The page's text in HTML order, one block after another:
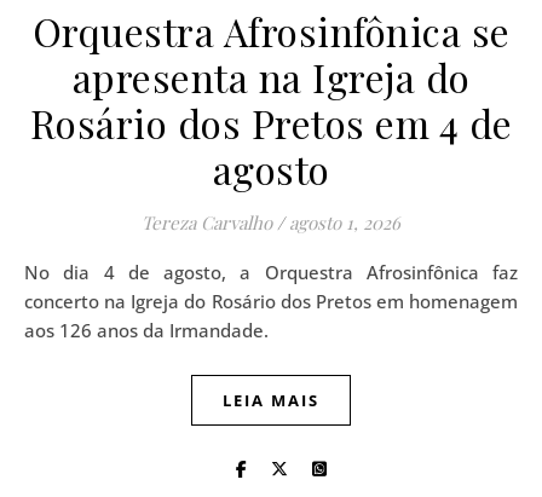
Orquestra Afrosinfônica se
apresenta na Igreja do
Rosário dos Pretos em 4 de
agosto
Tereza Carvalho / agosto 1, 2026
No dia 4 de agosto, a Orquestra Afrosinfônica faz
concerto na Igreja do Rosário dos Pretos em homenagem
aos 126 anos da Irmandade.
LEIA MAIS